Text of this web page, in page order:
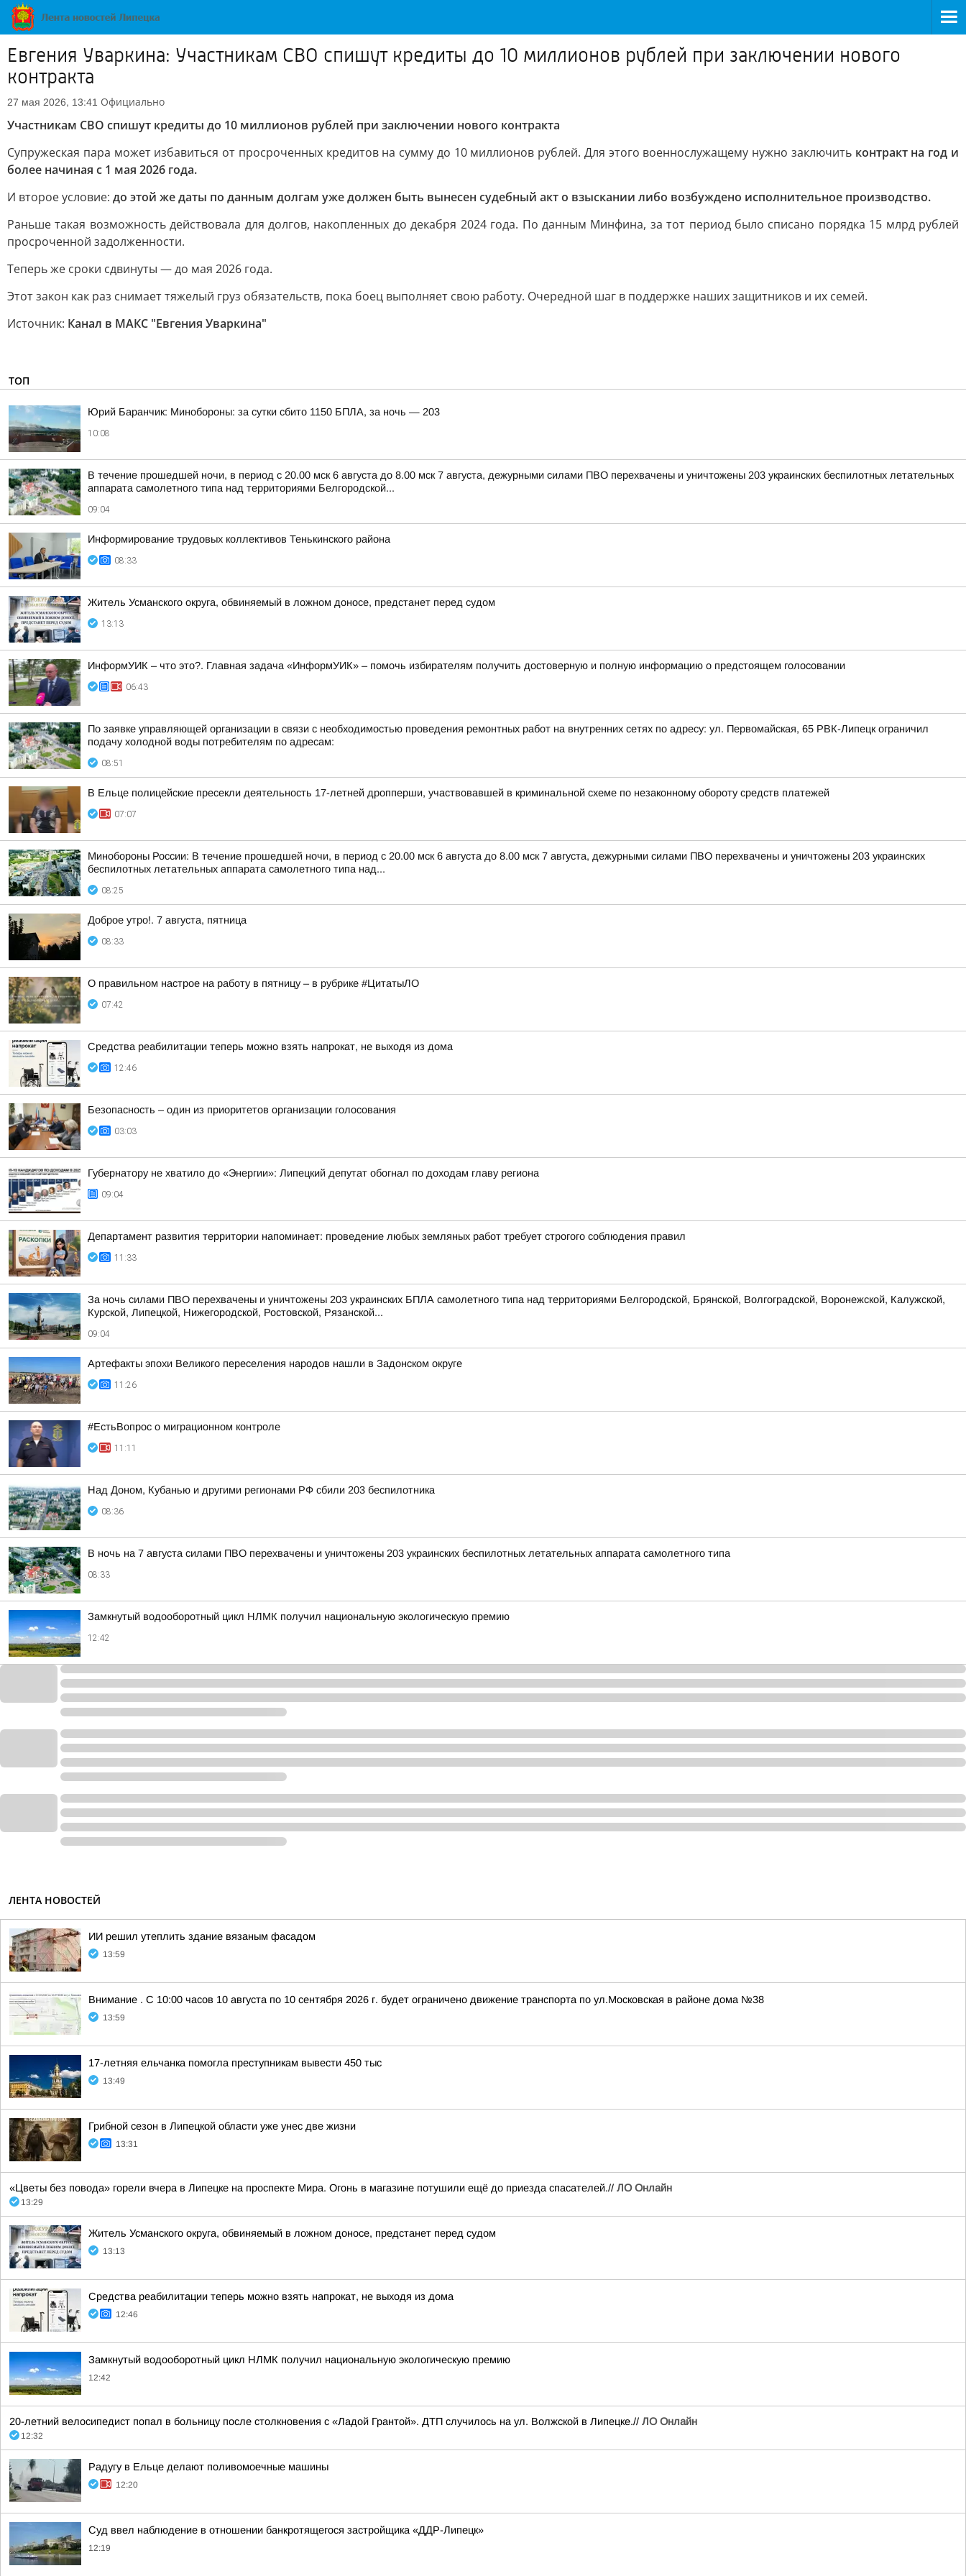
Евгения Уваркина: Участникам СВО спишут кредиты до 10 миллионов рублей при заключении нового
контракта
27 мая 2026, 13:41 Официально
Участникам СВО спишут кредиты до 10 миллионов рублей при заключении нового контракта
Супружеская пара может избавиться от просроченных кредитов на сумму до 10 миллионов рублей. Для этого военнослужащему нужно заключить контракт на год и
более начиная с 1 мая 2026 года.
И второе условие: до этой же даты по данным долгам уже должен быть вынесен судебный акт о взыскании либо возбуждено исполнительное производство.
Раньше такая возможность действовала для долгов, накопленных до декабря 2024 года. По данным Минфина, за тот период было списано порядка 15 млрд рублей
просроченной задолженности.
Теперь же сроки сдвинуты — до мая 2026 года.
Этот закон как раз снимает тяжелый груз обязательств, пока боец выполняет свою работу. Очередной шаг в поддержке наших защитников и их семей.
Источник: Канал в МАКС "Евгения Уваркина"
ТОП
Юрий Баранчик: Минобороны: за сутки сбито 1150 БПЛА, за ночь — 203
10:08
В течение прошедшей ночи, в период с 20.00 мск 6 августа до 8.00 мск 7 августа, дежурными силами ПВО перехвачены и уничтожены 203 украинских беспилотных летательных
аппарата самолетного типа над территориями Белгородской...
09:04
Информирование трудовых коллективов Тенькинского района
08:33
Житель Усманского округа, обвиняемый в ложном доносе, предстанет перед судом
13:13
ИнформУИК – что это?. Главная задача «ИнформУИК» – помочь избирателям получить достоверную и полную информацию о предстоящем голосовании
06:43
По заявке управляющей организации в связи с необходимостью проведения ремонтных работ на внутренних сетях по адресу: ул. Первомайская, 65 РВК-Липецк ограничил
подачу холодной воды потребителям по адресам:
08:51
В Ельце полицейские пресекли деятельность 17-летней дропперши, участвовавшей в криминальной схеме по незаконному обороту средств платежей
07:07
Минобороны России: В течение прошедшей ночи, в период с 20.00 мск 6 августа до 8.00 мск 7 августа, дежурными силами ПВО перехвачены и уничтожены 203 украинских
беспилотных летательных аппарата самолетного типа над...
08:25
Доброе утро!. 7 августа, пятница
08:33
О правильном настрое на работу в пятницу – в рубрике #ЦитатыЛО
07:42
Средства реабилитации теперь можно взять напрокат, не выходя из дома
12:46
Безопасность – один из приоритетов организации голосования
03:03
Губернатору не хватило до «Энергии»: Липецкий депутат обогнал по доходам главу региона
09:04
Департамент развития территории напоминает: проведение любых земляных работ требует строгого соблюдения правил
11:33
За ночь силами ПВО перехвачены и уничтожены 203 украинских БПЛА самолетного типа над территориями Белгородской, Брянской, Волгоградской, Воронежской, Калужской,
Курской, Липецкой, Нижегородской, Ростовской, Рязанской...
09:04
Артефакты эпохи Великого переселения народов нашли в Задонском округе
11:26
#ЕстьВопрос о миграционном контроле
11:11
Над Доном, Кубанью и другими регионами РФ сбили 203 беспилотника
08:36
В ночь на 7 августа силами ПВО перехвачены и уничтожены 203 украинских беспилотных летательных аппарата самолетного типа
08:33
Замкнутый водооборотный цикл НЛМК получил национальную экологическую премию
12:42
ЛЕНТА НОВОСТЕЙ
ИИ решил утеплить здание вязаным фасадом
13:59
Внимание . С 10:00 часов 10 августа по 10 сентября 2026 г. будет ограничено движение транспорта по ул.Московская в районе дома №38
13:59
17-летняя ельчанка помогла преступникам вывести 450 тыс
13:49
Грибной сезон в Липецкой области уже унес две жизни
13:31
«Цветы без повода» горели вчера в Липецке на проспекте Мира. Огонь в магазине потушили ещё до приезда спасателей.// ЛО Онлайн
13:29
Житель Усманского округа, обвиняемый в ложном доносе, предстанет перед судом
13:13
Средства реабилитации теперь можно взять напрокат, не выходя из дома
12:46
Замкнутый водооборотный цикл НЛМК получил национальную экологическую премию
12:42
20-летний велосипедист попал в больницу после столкновения с «Ладой Грантой». ДТП случилось на ул. Волжской в Липецке.// ЛО Онлайн
12:32
Радугу в Ельце делают поливомоечные машины
12:20
Суд ввел наблюдение в отношении банкротящегося застройщика «ДДР-Липецк»
12:19